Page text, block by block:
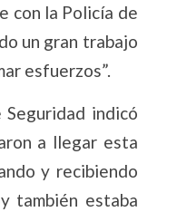
con la Policía de
un gran trabajo
esfuerzos”.
indicó
a llegar esta
y recibiendo
también estaba